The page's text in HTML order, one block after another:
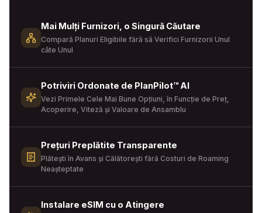
Mai Mulți Furnizori, o Singură Căutare
Compară Planuri Eligibile fără să Verifici Furnizorii Unul
câte Unul
Potriviri Ordonate de PlanPilot™ AI
Vezi Primele Cele Mai Bune Opțiuni, în Funcție de Preț,
Acoperire, Viteză și Valoare de Ansamblu
Prețuri Preplătite Transparente
Plătești în Avans și Călătorești fără Costuri de Roaming
Neașteptate
Instalare eSIM cu o Atingere